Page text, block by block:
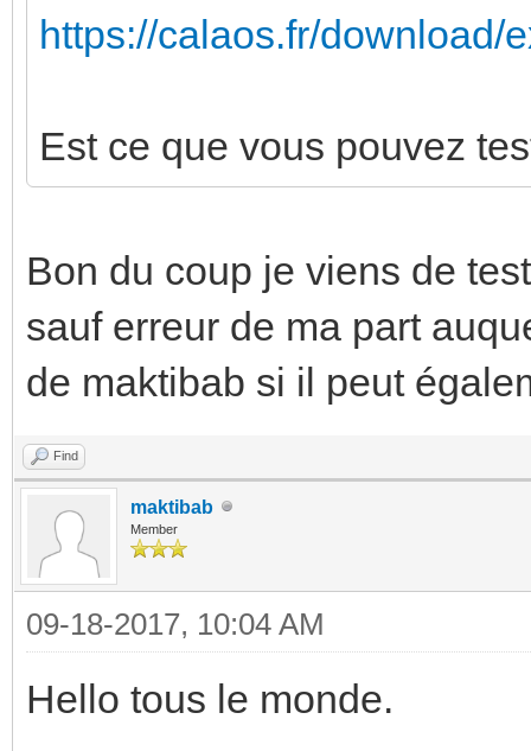
https://calaos.fr/download/
Est ce que vous pouvez
Bon du coup je viens de
sauf erreur de ma part
de maktibab si il peut
Find
maktibab
Member
09-18-2017, 10:04 AM
Hello tous le monde.